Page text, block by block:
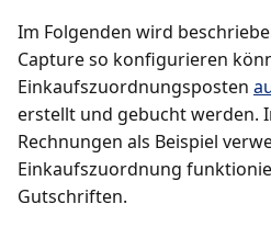
Im Folgenden wird
Capture so konfigurieren
Einkaufszuordnungsposten
erstellt und gebucht werden.
Rechnungen als Beispiel
Einkaufszuordnung
Gutschriften.